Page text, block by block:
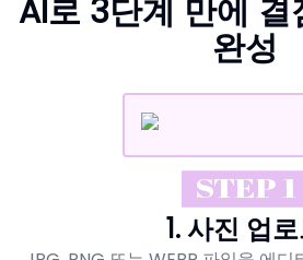
AI로 3단계 만에 결
완성
STEP 1
1. 사진 업